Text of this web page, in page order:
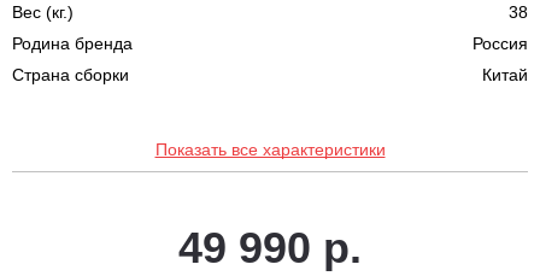
Вес (кг.)
38
Родина бренда
Россия
Страна сборки
Китай
Показать все характеристики
49 990 р.